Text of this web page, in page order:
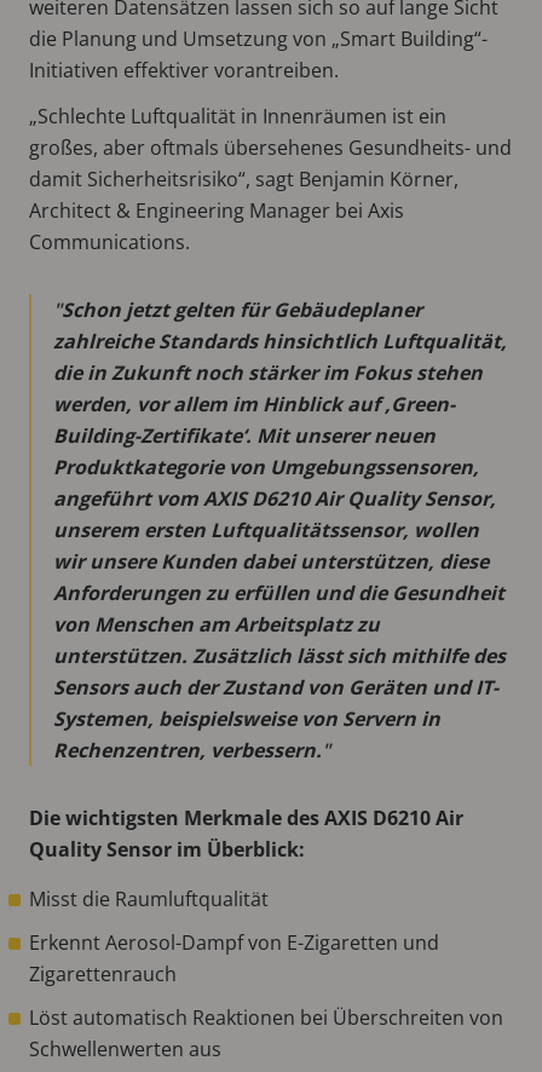
weiteren Datensätzen lassen sich so auf lange Sicht
die Planung und Umsetzung von „Smart Building“-
Initiativen effektiver vorantreiben.
„Schlechte Luftqualität in Innenräumen ist ein
großes, aber oftmals übersehenes Gesundheits- und
damit Sicherheitsrisiko“, sagt Benjamin Körner,
Architect & Engineering Manager bei Axis
Communications.
Schon jetzt gelten für Gebäudeplaner
zahlreiche Standards hinsichtlich Luftqualität,
die in Zukunft noch stärker im Fokus stehen
werden, vor allem im Hinblick auf ‚Green-
Building-Zertifikate‘. Mit unserer neuen
Produktkategorie von Umgebungssensoren,
angeführt vom AXIS D6210 Air Quality Sensor,
unserem ersten Luftqualitätssensor, wollen
wir unsere Kunden dabei unterstützen, diese
Anforderungen zu erfüllen und die Gesundheit
von Menschen am Arbeitsplatz zu
unterstützen. Zusätzlich lässt sich mithilfe des
Sensors auch der Zustand von Geräten und IT-
Systemen, beispielsweise von Servern in
Rechenzentren, verbessern.
Die wichtigsten Merkmale des AXIS D6210 Air
Quality Sensor im Überblick:
Misst die Raumluftqualität
Erkennt Aerosol-Dampf von E-Zigaretten und
Zigarettenrauch
Löst automatisch Reaktionen bei Überschreiten von
Schwellenwerten aus